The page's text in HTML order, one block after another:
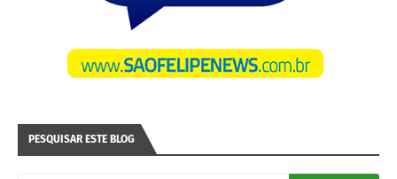
PESQUISAR ESTE BLOG